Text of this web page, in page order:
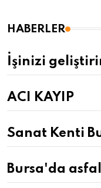
HABERLER
İşinizi
ACI KAYIP
Sanat Kenti
Bursa'da